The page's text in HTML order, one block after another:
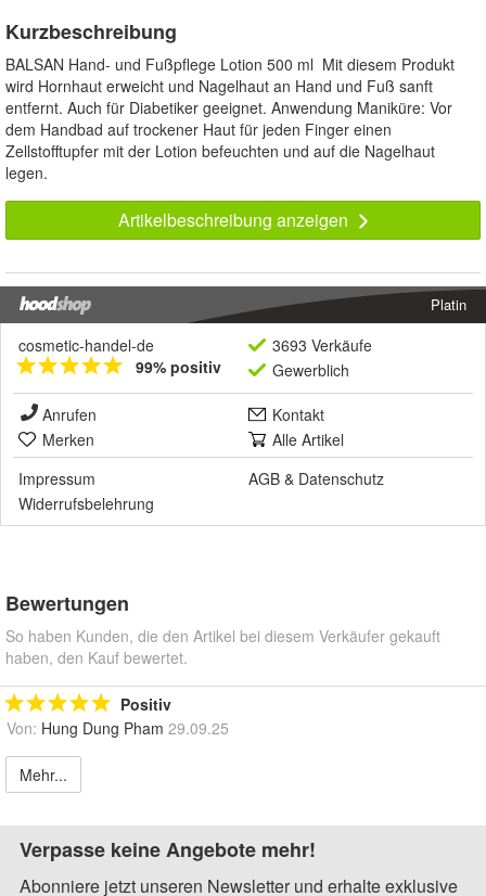
Kurzbeschreibung
BALSAN Hand- und Fußpflege Lotion 500 ml Mit diesem Produkt
wird Hornhaut erweicht und Nagelhaut an Hand und Fuß sanft
entfernt. Auch für Diabetiker geeignet. Anwendung Maniküre: Vor
dem Handbad auf trockener Haut für jeden Finger einen
Zellstofftupfer mit der Lotion befeuchten und auf die Nagelhaut
legen.
Artikelbeschreibung anzeigen
Platin
cosmetic-handel-de
99% positiv
3693 Verkäufe
Gewerblich
Anrufen
Kontakt
Merken
Alle Artikel
Impressum
AGB & Datenschutz
Widerrufsbelehrung
Bewertungen
So haben Kunden, die den Artikel bei diesem Verkäufer gekauft
haben, den Kauf bewertet.
Positiv
Von: Hung Dung Pham 29.09.25
Mehr...
Verpasse keine Angebote mehr!
Abonniere jetzt unseren Newsletter und erhalte exklusive